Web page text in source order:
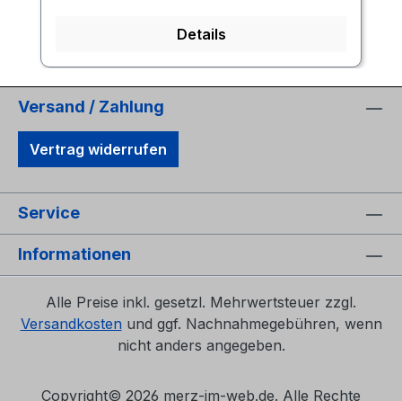
Details
Versand / Zahlung
Vertrag widerrufen
Service
Informationen
Alle Preise inkl. gesetzl. Mehrwertsteuer zzgl.
Versandkosten und ggf. Nachnahmegebühren, wenn
nicht anders angegeben.
Copyright© 2026 merz-im-web.de. Alle Rechte